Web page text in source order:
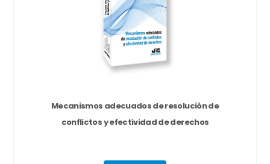
Mecanismos adecuados de resolución de
conflictos y efectividad de derechos